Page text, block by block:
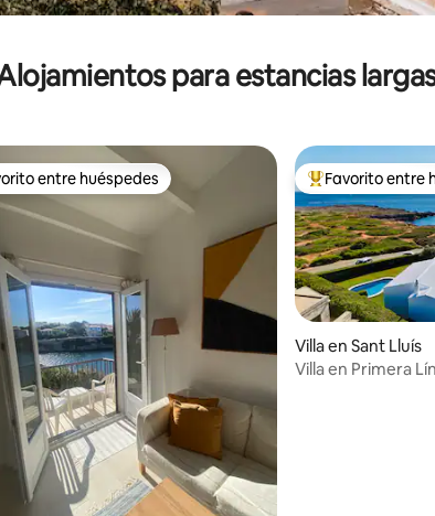
para estancias
4.5 de 5; 8 evaluaciones
entre huéspedes
entre huéspedes De los mejores
Favorito entre
Villa en Sant Lluís
Villa en Primera